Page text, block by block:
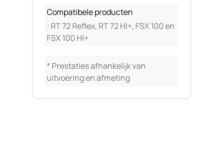
Compatibele producten
: RT 72 Reflex, RT 72 HI+, FSX 100 en
FSX 100 HI+
* Prestaties afhankelijk van
uitvoering en afmeting